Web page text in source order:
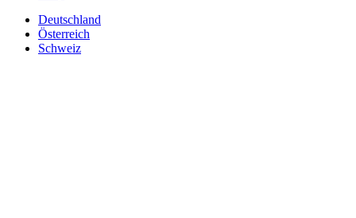
Deutschland
Österreich
Schweiz